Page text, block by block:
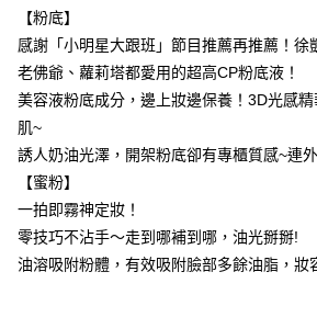
每筆NT$85，滿NT$599(含以上)免運費
付款後全家取貨
7-11取貨付款
每筆NT$85，滿NT$799(含以上)免運費
每筆NT$85，滿NT$599(含以上)免運費
宅配
【粉底】
感謝「小明星大跟班」節目推薦再推薦！徐
老佛爺、蘿莉塔都愛用的超高CP粉底液！
美容液粉底成分，邊上妝邊保養！3D光感
肌~
誘人奶油光澤，開架粉底卻有專櫃質感~連
【蜜粉】
一拍即霧神定妝！
零技巧不沾手～走到哪補到哪，油光掰掰!
油溶吸附粉體，有效吸附臉部多餘油脂，妝